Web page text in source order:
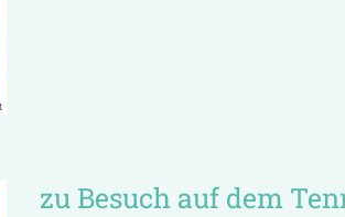
zu Besuch auf dem